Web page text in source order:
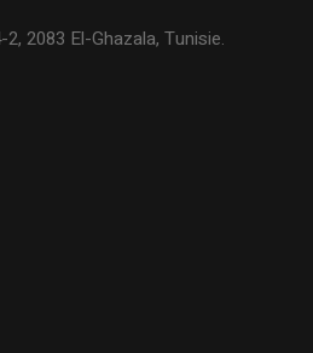
2083 El-Ghazala, Tunisie.